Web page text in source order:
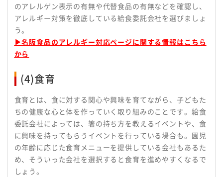
のアレルゲン表示の有無や代替食品の有無などを確認し、
アレルギー対策を徹底している給食委託会社を選びましょ
う。
▶名阪食品のアレルギー対応ページに関する情報はこちら
から
(4)食育
食育とは、食に対する関心や興味を育てながら、子どもた
ちの健康な心と体を作っていく取り組みのことです。給食
委託会社によっては、箸の持ち方を教えるイベントや、食
に興味を持ってもらうイベントを行っている場合も。園児
の年齢に応じた食育メニューを提供している会社もあるた
め、そういった会社を選択すると食育を進めやすくなるで
しょう。